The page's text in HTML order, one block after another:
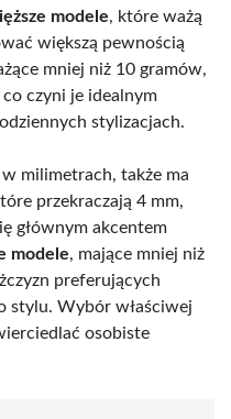
modele, które ważą
większą pewnością
mniej niż 10 gramów,
czyni je idealnym
stylizacjach.
w milimetrach, także ma
przekraczają 4 mm,
głównym akcentem
modele, mające mniej niż
preferujących
stylu. Wybór właściwej
osobiste